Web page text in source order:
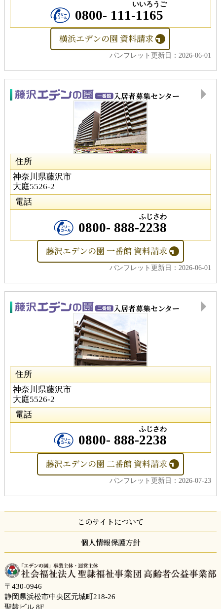
0800- 111-1165
いいろうご
横浜エデンの園 資料請求
パンフレット更新日：2026-06-01
入居者募集センター
住所
神奈川県藤沢市
大庭5526-2
電話
0800- 888-2238
ふじさわ
藤沢エデンの園 一番館 資料請求
パンフレット更新日：2026-06-01
入居者募集センター
住所
神奈川県藤沢市
大庭5526-2
電話
0800- 888-2238
ふじさわ
藤沢エデンの園 二番館 資料請求
パンフレット更新日：2026-07-23
このサイトについて
個人情報保護方針
〒430-0946
静岡県浜松市中央区元城町218-26
聖隷ビル 8F